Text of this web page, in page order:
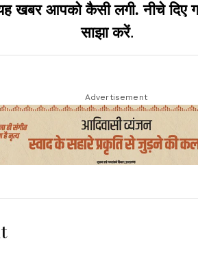
खबर आपको कैसी लगी. नीचे दिए
साझा करें.
Advertisement